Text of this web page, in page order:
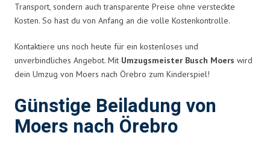
Transport, sondern auch transparente Preise ohne versteckte
Kosten. So hast du von Anfang an die volle Kostenkontrolle.
Kontaktiere uns noch heute für ein kostenloses und
unverbindliches Angebot. Mit Umzugsmeister Busch Moers wird
dein Umzug von Moers nach Örebro zum Kinderspiel!
Günstige Beiladung von
Moers nach Örebro